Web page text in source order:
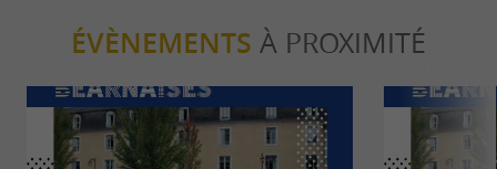
ÉVÈNEMENTS À PROXIMITÉ